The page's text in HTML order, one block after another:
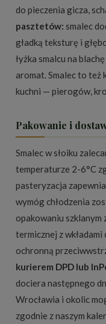
do pieczenia gicza,
pasztetów: smalec
gładką teksturę i
łyżka smalcu na
aromat. Smalec to też
kuchni — pierogów,
Pakowanie i
Smalec w słoiku
temperaturze 2-6°C
pasteryzacja
wymóg chłodzenia
opakowaniu
termicznej z wkładami
ochronną
kurierem DPD lub
dociera następnego
Wrocławia i okolic
zgodnie z naszym